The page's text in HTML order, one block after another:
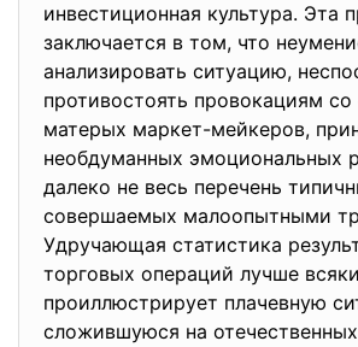
инвестиционная культура. Эта
заключается в том, что
анализировать ситуацию,
противостоять провокациям
матерых маркет-мейкеров,
необдуманных эмоциональных
далеко не весь перечень
совершаемых малоопытными
Удручающая статистика
торговых операций лучше
проиллюстрирует плачевную
сложившуюся на